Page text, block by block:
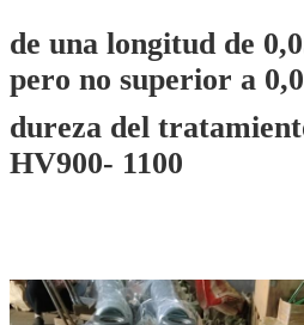
de una longitud de
pero no superior a
dureza del
HV900- 1100